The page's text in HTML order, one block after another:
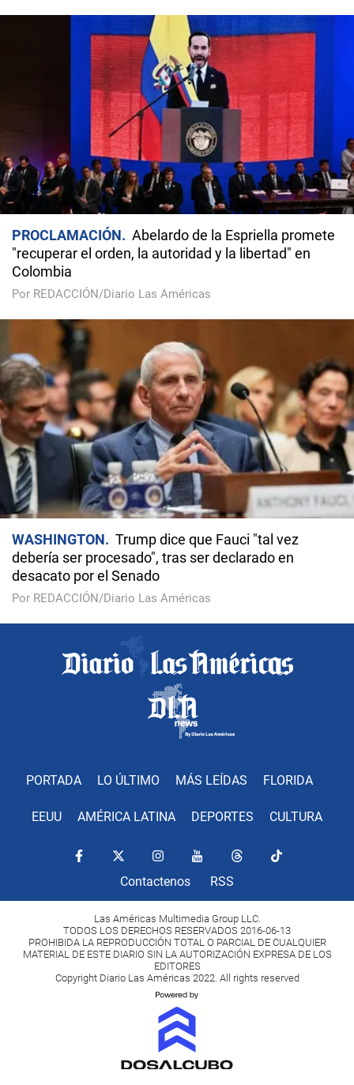
PROCLAMACIÓN
Abelardo de la Espriella promete
"recuperar el orden, la autoridad y la libertad" en
Colombia
Por REDACCIÓN/Diario Las Américas
WASHINGTON
Trump dice que Fauci "tal vez
debería ser procesado", tras ser declarado en
desacato por el Senado
Por REDACCIÓN/Diario Las Américas
PORTADA LO ÚLTIMO MÁS LEÍDAS FLORIDA
EEUU AMÉRICA LATINA DEPORTES CULTURA
Contactenos RSS
Las Américas Multimedia Group LLC.
TODOS LOS DERECHOS RESERVADOS 2016-06-13
PROHIBIDA LA REPRODUCCIÓN TOTAL O PARCIAL DE CUALQUIER
MATERIAL DE ESTE DIARIO SIN LA AUTORIZACIÓN EXPRESA DE LOS
EDITORES
Copyright Diario Las Américas 2022. All rights reserved